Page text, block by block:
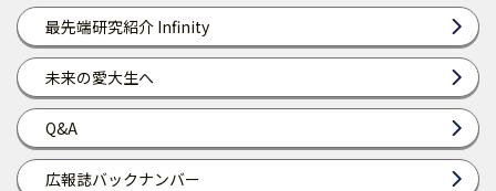
最先端研究紹介 Infinity
未来の愛大生へ
Q&A
広報誌バックナンバー